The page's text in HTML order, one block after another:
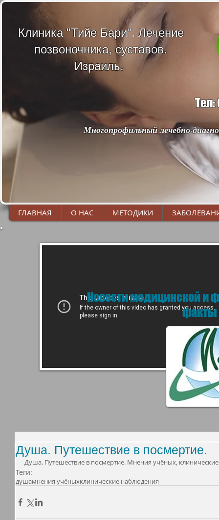
Клиника "Тийе Бари". Лечение
позвоночника, суставов.
Израиль.
Тел:
Многопрофильный лечебно-
ГЛАВНАЯ О НАС МЕТОДИКИ
Новости медицинской и
факты
Душа. Путешествие в посмертие.
Душа. Путешествие в посмертие. Мнения учёных,
Теги:
душамнения учёныхклинические наблюдения